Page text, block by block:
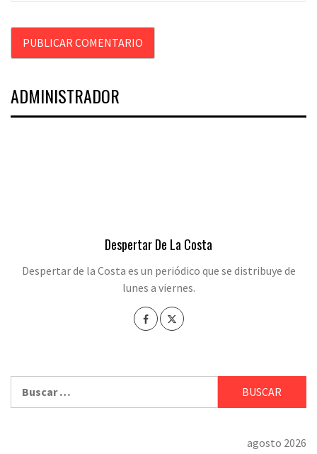
ADMINISTRADOR
Despertar De La Costa
Despertar de la Costa es un periódico que se distribuye de
lunes a viernes.
agosto 2026